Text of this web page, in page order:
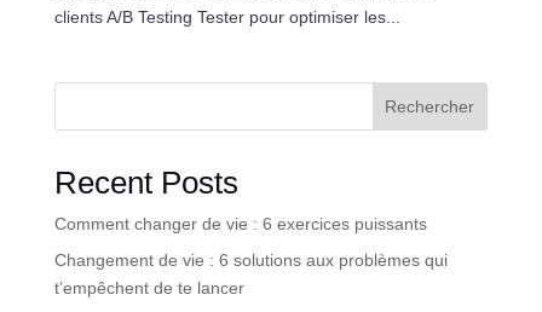
clients A/B Testing Tester pour optimiser les...
Rechercher
Recent Posts
Comment changer de vie : 6 exercices puissants
Changement de vie : 6 solutions aux problèmes qui
t’empêchent de te lancer